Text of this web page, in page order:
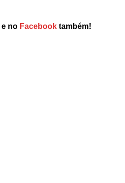
e no Facebook também!